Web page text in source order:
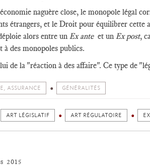
naguère close, le monopole légal
étrangers, et le Droit pour équilibrer cette
alors entre un Ex ante et un Ex post,
à des monopoles publics.
de la "réaction à des affaire". Ce type de
ASSURANCE GÉNÉRALITÉS
ART LÉGISLATIF ART RÉGULATOIRE
2015